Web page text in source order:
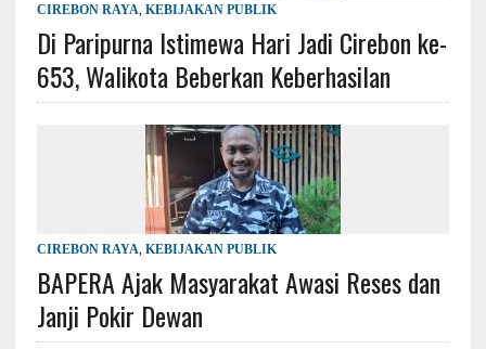
CIREBON RAYA, KEBIJAKAN PUBLIK
Di Paripurna Istimewa Hari Jadi Cirebon ke-
653, Walikota Beberkan Keberhasilan
CIREBON RAYA, KEBIJAKAN PUBLIK
BAPERA Ajak Masyarakat Awasi Reses dan
Janji Pokir Dewan